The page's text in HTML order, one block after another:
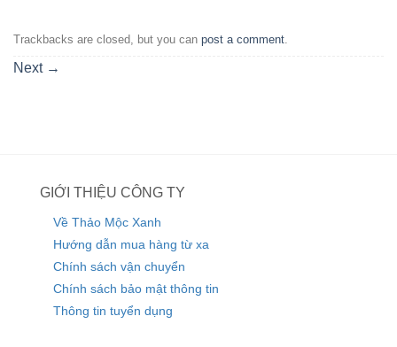
Trackbacks are closed, but you can post a comment.
Next →
GIỚI THIỆU CÔNG TY
Về Thảo Mộc Xanh
Hướng dẫn mua hàng từ xa
Chính sách vận chuyển
Chính sách bảo mật thông tin
Thông tin tuyển dụng